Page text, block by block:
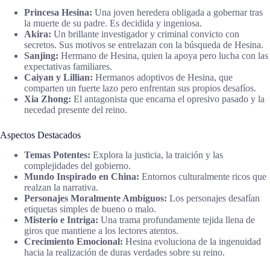
Princesa Hesina: Una joven heredera obligada a gobernar tras
la muerte de su padre. Es decidida y ingeniosa.
Akira: Un brillante investigador y criminal convicto con
secretos. Sus motivos se entrelazan con la búsqueda de Hesina.
Sanjing: Hermano de Hesina, quien la apoya pero lucha con las
expectativas familiares.
Caiyan y Lillian: Hermanos adoptivos de Hesina, que
comparten un fuerte lazo pero enfrentan sus propios desafíos.
Xia Zhong: El antagonista que encarna el opresivo pasado y la
necedad presente del reino.
Aspectos Destacados
Temas Potentes: Explora la justicia, la traición y las
complejidades del gobierno.
Mundo Inspirado en China: Entornos culturalmente ricos que
realzan la narrativa.
Personajes Moralmente Ambiguos: Los personajes desafían
etiquetas simples de bueno o malo.
Misterio e Intriga: Una trama profundamente tejida llena de
giros que mantiene a los lectores atentos.
Crecimiento Emocional: Hesina evoluciona de la ingenuidad
hacia la realización de duras verdades sobre su reino.